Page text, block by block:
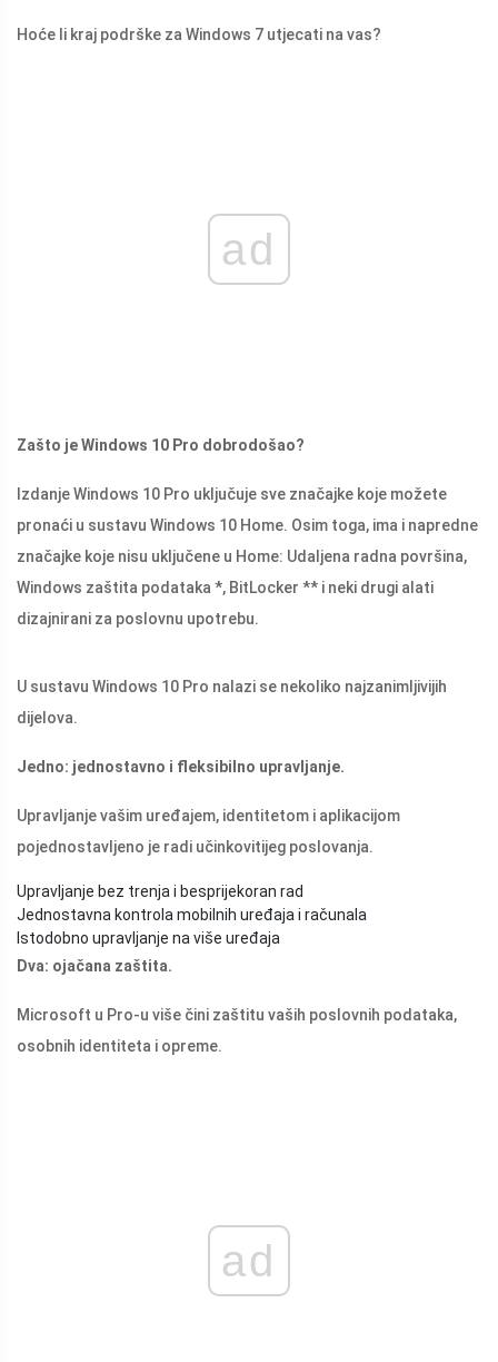
Hoće li kraj podrške za Windows 7 utjecati na vas?
ad
Zašto je Windows 10 Pro dobrodošao?
Izdanje Windows 10 Pro uključuje sve značajke koje možete
pronaći u sustavu Windows 10 Home. Osim toga, ima i napredne
značajke koje nisu uključene u Home: Udaljena radna površina,
Windows zaštita podataka *, BitLocker ** i neki drugi alati
dizajnirani za poslovnu upotrebu.
U sustavu Windows 10 Pro nalazi se nekoliko najzanimljivijih
dijelova.
Jedno: jednostavno i fleksibilno upravljanje.
Upravljanje vašim uređajem, identitetom i aplikacijom
pojednostavljeno je radi učinkovitijeg poslovanja.
Upravljanje bez trenja i besprijekoran rad
Jednostavna kontrola mobilnih uređaja i računala
Istodobno upravljanje na više uređaja
Dva: ojačana zaštita.
Microsoft u Pro-u više čini zaštitu vaših poslovnih podataka,
osobnih identiteta i opreme.
ad